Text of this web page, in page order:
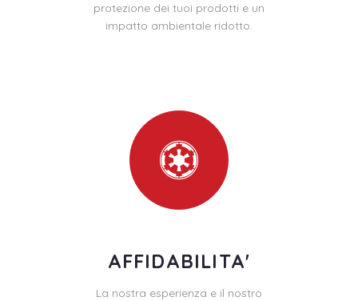
protezione dei tuoi prodotti e un
impatto ambientale ridotto.
AFFIDABILITA'
La nostra esperienza e il nostro